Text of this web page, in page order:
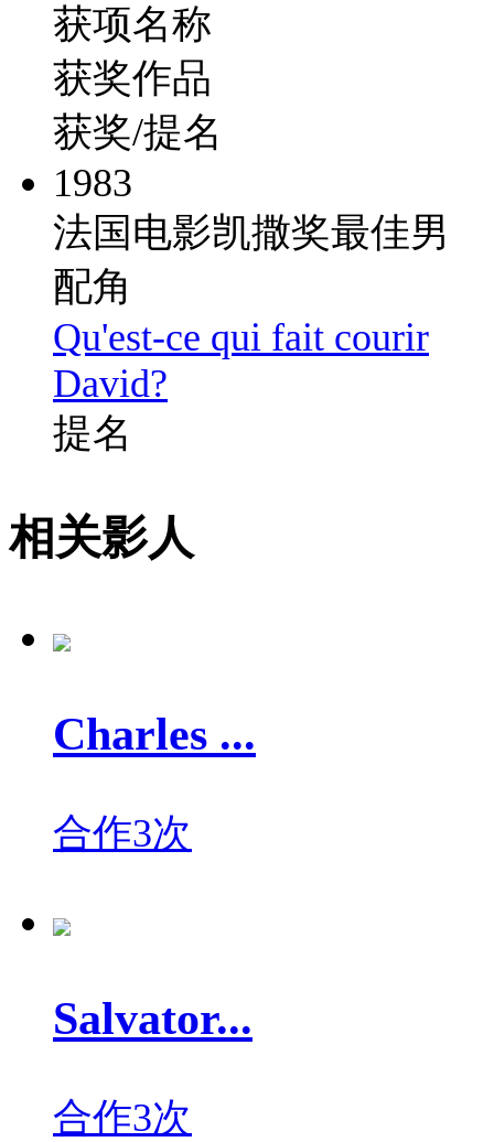
获项名称
获奖作品
获奖/提名
1983
法国电影凯撒奖最佳男
配角
Qu'est-ce qui fait courir
David?
提名
相关影人
Charles ...
合作3次
Salvator...
合作3次